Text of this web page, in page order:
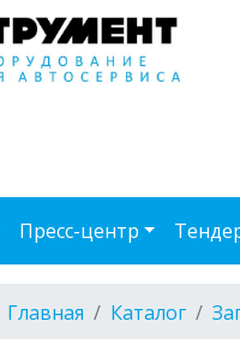
Пресс-центр
Главная Каталог